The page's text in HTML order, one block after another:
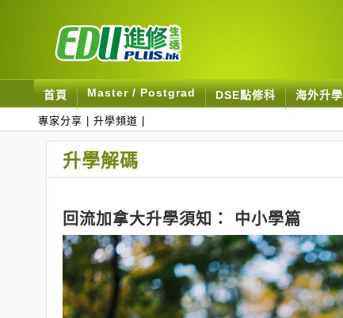
首頁 Master / Postgrad DSE點修科 海外升學
專家分享 升學頻道
升學解碼
回流加拿大升學須知： 中小學篇